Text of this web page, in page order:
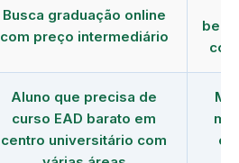
Busca graduação online
com preço intermediário
Aluno que precisa de
curso EAD barato em
centro universitário com